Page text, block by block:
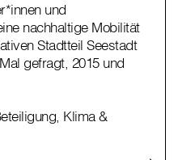
und
nachhaltige Mobilität
Stadtteil Seestadt
gefragt, 2015 und
, Klima &